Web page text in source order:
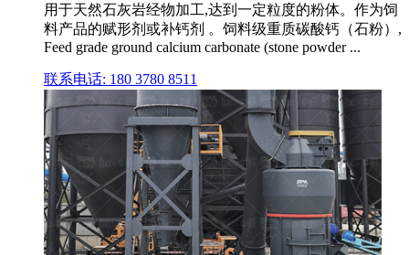
用于天然石灰岩经物加工,达到一定粒度的粉体。作为饲
料产品的赋形剂或补钙剂 。饲料级重质碳酸钙（石粉）,
Feed grade ground calcium carbonate (stone powder ...
联系电话: 180 3780 8511